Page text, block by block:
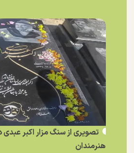
تصویری از سنگ مزار اکبر
هنرمندان